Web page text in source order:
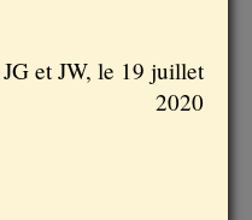
et JW, le 19 juillet
2020